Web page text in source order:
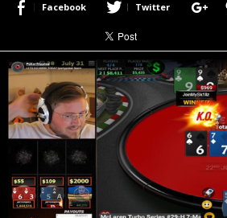
c
Facebook Twitter